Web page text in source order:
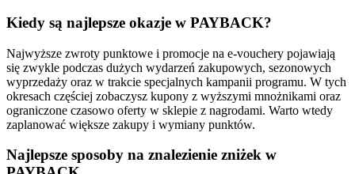
Kiedy są najlepsze okazje w PAYBACK?
Najwyższe zwroty punktowe i promocje na e‑vouchery pojawiają
się zwykle podczas dużych wydarzeń zakupowych, sezonowych
wyprzedaży oraz w trakcie specjalnych kampanii programu. W tych
okresach częściej zobaczysz kupony z wyższymi mnożnikami oraz
ograniczone czasowo oferty w sklepie z nagrodami. Warto wtedy
zaplanować większe zakupy i wymiany punktów.
Najlepsze sposoby na znalezienie zniżek w